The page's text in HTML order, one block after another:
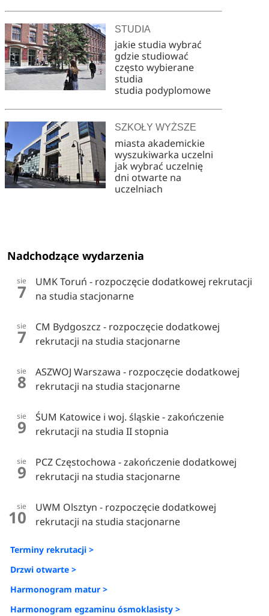
STUDIA
jakie studia wybrać
gdzie studiować
często wybierane
studia
studia podyplomowe
SZKOŁY WYŻSZE
miasta akademickie
wyszukiwarka uczelni
jak wybrać uczelnię
dni otwarte na
uczelniach
Nadchodzące wydarzenia
sie
7
UMK Toruń - rozpoczęcie dodatkowej rekrutacji
na studia stacjonarne
sie
7
CM Bydgoszcz - rozpoczęcie dodatkowej
rekrutacji na studia stacjonarne
sie
8
ASZWOJ Warszawa - rozpoczęcie dodatkowej
rekrutacji na studia stacjonarne
sie
9
ŚUM Katowice i woj. śląskie - zakończenie
rekrutacji na studia II stopnia
sie
9
PCZ Częstochowa - zakończenie dodatkowej
rekrutacji na studia stacjonarne
sie
10
UWM Olsztyn - rozpoczęcie dodatkowej
rekrutacji na studia stacjonarne
Terminy rekrutacji >
Drzwi otwarte >
Harmonogram matur >
Harmonogram egzaminu ósmoklasisty >